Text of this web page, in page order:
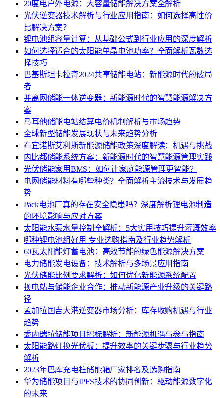
20度电户外电源：大容量储能解决方案全解析
光伏逆变器技术解析与行业应用指南：如何选择高性价
比解决方案？
锂电池组容量计算：从基础公式到行业应用的深度解析
如何选择适合的太阳能单晶电池功率？全面解析瓦数选
择技巧
巴基斯坦卡拉奇2024共享储能电站：新能源时代的破局
者
并离网储能一体逆变器：新能源时代的智慧能源解决方
案
马耳他储能电站结算电价机制解析与市场趋势
全球新型储能发展现状与未来趋势分析
布宜诺斯艾利斯新能源储能政策深度解读：机遇与挑战
内比都储能系统方案：新能源时代的智慧能源管理实践
光伏储能家用BMS：如何让家庭能源管理更智能？
电网储能材料有哪些种类？全面解析主流技术与发展趋
势
Pack电池厂真的存在安全隐患吗？深度解析锂电池制造
的环境影响与应对方案
太阳能水泵水量控制全解析：5大实用技巧提升灌溉效率
哪种锂电池组好用 专业选购指南及行业趋势解析
60瓦太阳能灯蓄电池：高效节能的绿色能源解决方案
电力储能发电设备：技术解析与多场景应用指南
光伏储能比例要求解析：如何优化新能源系统配置
换电站与储能企业合作：推动新能源产业升级的关键路
径
孟加拉国吉大港逆变器市场分析：库存收购机遇与行业
趋势
委内瑞拉储能项目招标解析：新能源机遇与参与指南
太阳能路灯换光伏板：提升效率的关键步骤与行业趋势
解析
2023年巴库充电桩储能箱厂家排名及选购指南
华为储能项目与IPFS技术的协同创新：驱动能源数字化
的未来